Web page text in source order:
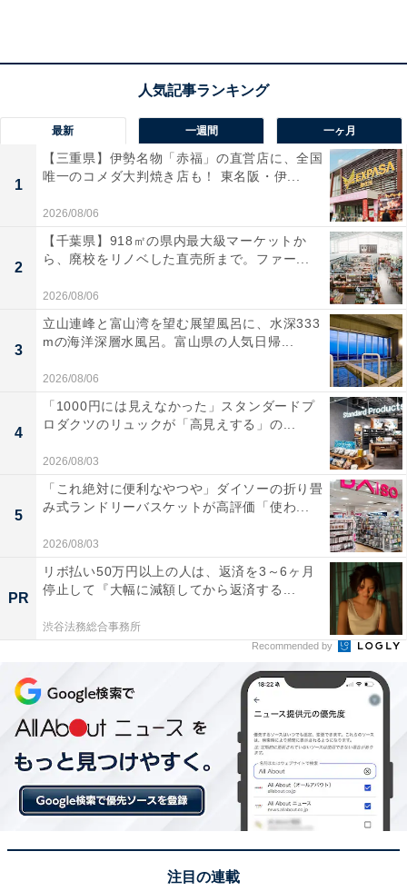
所在地：兵庫県神戸市東灘区向洋町中2-13
交通手段：六甲ライナー「アイランドセンター」駅直結
大人1名（参考価格）：1万7200円
※プラン・部屋により価格は変動します
チェックイン・チェックアウト
チェックイン：15:00
チェックアウト：12:00
※プランにより時間が異なる可能性があります
あわせて読みたい
【兵庫県の人気ホテル】「神戸ベイシェラト
ン ホテル＆タワーズ」は天然温泉と極上の食
「カンデオホテルズ神戸トアロード」は天空のス
パと洗練の空間が魅力
最新 一週間 一ヶ月
1
【三重県】伊勢名物「赤福」の直営店に、全国
唯一のコメダ大判焼き店も！ 東名阪・伊...
2026/08/06
2
【千葉県】918㎡の県内最大級マーケットか
ら、廃校をリノベした直売所まで。ファー...
2026/08/06
3
立山連峰と富山湾を望む展望風呂に、水深333
mの海洋深層水風呂。富山県の人気日帰...
2026/08/06
4
「1000円には見えなかった」スタンダードプ
ロダクツのリュックが「高見えする」の...
2026/08/03
5
「これ絶対に便利なやつや」ダイソーの折り畳
み式ランドリーバスケットが高評価「使わ...
2026/08/03
PR
リボ払い50万円以上の人は、返済を3～6ヶ月
停止して『大幅に減額してから返済する...
渋谷法務総合事務所
Recommended by
注目の連載